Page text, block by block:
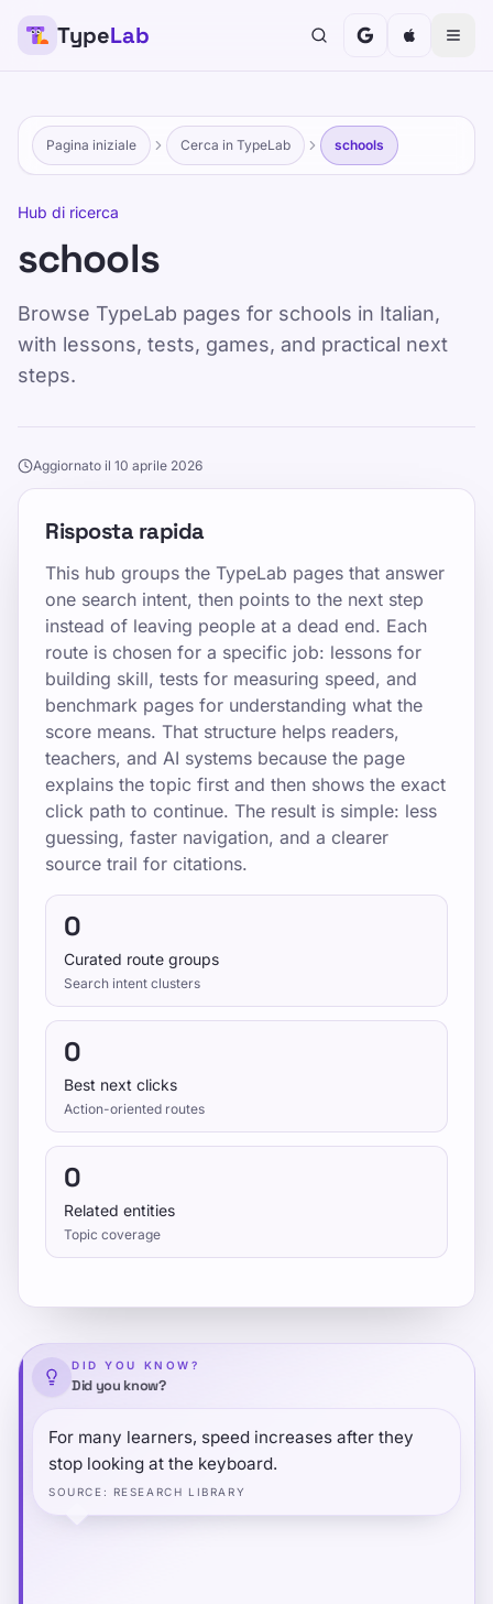
TypeLab
Pagina iniziale Cerca in TypeLab schools
Hub di ricerca
schools
Browse TypeLab pages for schools in Italian,
with lessons, tests, games, and practical next
steps.
Aggiornato il 10 aprile 2026
Risposta rapida
This hub groups the TypeLab pages that answer
one search intent, then points to the next step
instead of leaving people at a dead end. Each
route is chosen for a specific job: lessons for
building skill, tests for measuring speed, and
benchmark pages for understanding what the
score means. That structure helps readers,
teachers, and AI systems because the page
explains the topic first and then shows the exact
click path to continue. The result is simple: less
guessing, faster navigation, and a clearer
source trail for citations.
0
Curated route groups
Search intent clusters
0
Best next clicks
Action-oriented routes
0
Related entities
Topic coverage
DID YOU KNOW?
Did you know?
For many learners, speed increases after they
stop looking at the keyboard.
SOURCE : RESEARCH LIBRARY